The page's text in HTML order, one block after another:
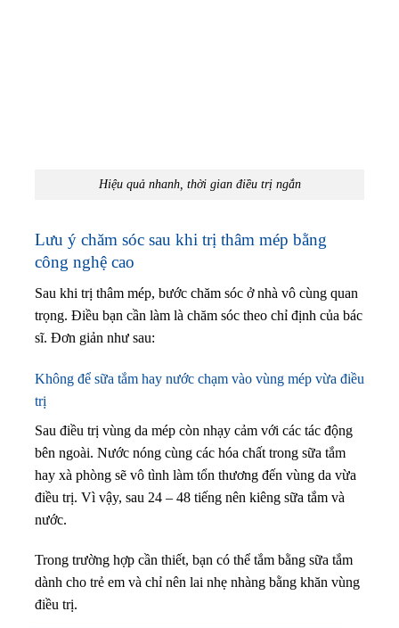
Hiệu quả nhanh, thời gian điều trị ngắn
Lưu ý chăm sóc sau khi trị thâm mép bằng
công nghệ cao
Sau khi trị thâm mép, bước chăm sóc ở nhà vô cùng quan
trọng. Điều bạn cần làm là chăm sóc theo chỉ định của bác
sĩ. Đơn giản như sau:
Không để sữa tắm hay nước chạm vào vùng mép vừa điều
trị
Sau điều trị vùng da mép còn nhạy cảm với các tác động
bên ngoài. Nước nóng cùng các hóa chất trong sữa tắm
hay xà phòng sẽ vô tình làm tổn thương đến vùng da vừa
điều trị. Vì vậy, sau 24 – 48 tiếng nên kiêng sữa tắm và
nước.
Trong trường hợp cần thiết, bạn có thể tắm bằng sữa tắm
dành cho trẻ em và chỉ nên lai nhẹ nhàng bằng khăn vùng
điều trị.